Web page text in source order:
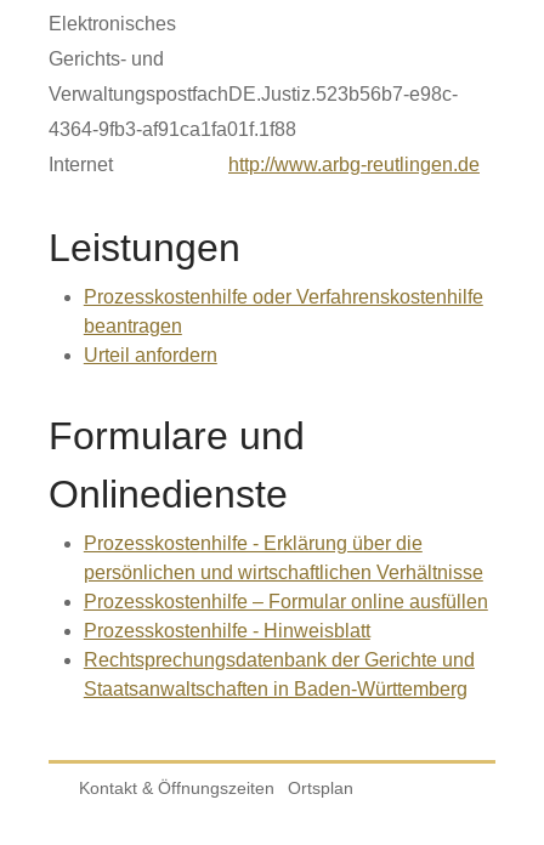
Elektronisches
Gerichts- und
VerwaltungspostfachDE.Justiz.523b56b7-e98c-
4364-9fb3-af91ca1fa01f.1f88
Internet
http://www.arbg-reutlingen.de
Leistungen
Prozesskostenhilfe oder Verfahrenskostenhilfe
beantragen
Urteil anfordern
Formulare und
Onlinedienste
Prozesskostenhilfe - Erklärung über die
persönlichen und wirtschaftlichen Verhältnisse
Prozesskosten­hilfe – Formular online ausfüllen
Prozesskostenhilfe - Hinweisblatt
Rechtsprechungsdatenbank der Gerichte und
Staatsanwaltschaften in Baden-Württemberg
Kontakt & Öffnungszeiten Ortsplan